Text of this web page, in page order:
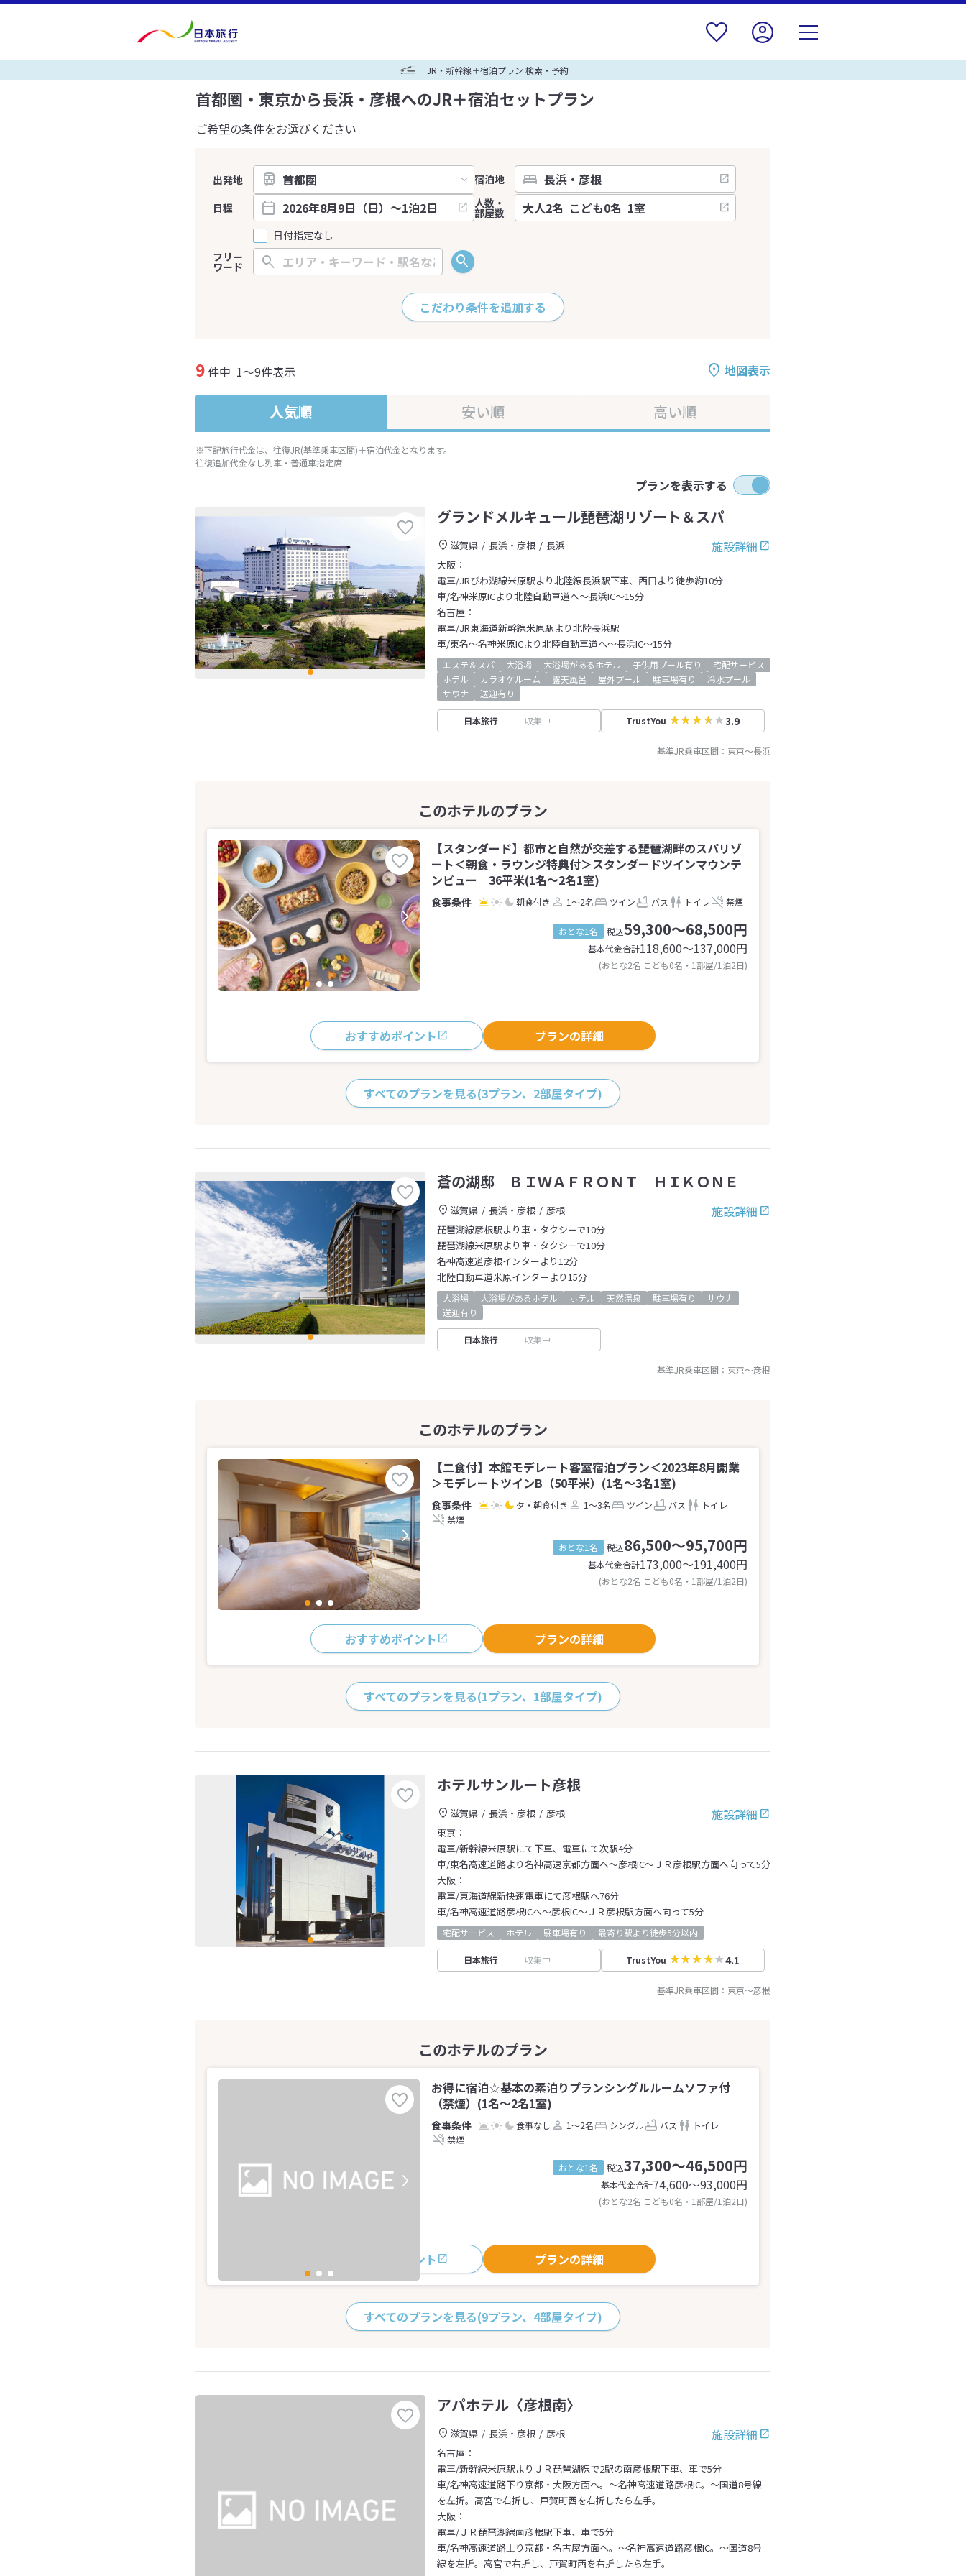
JR・新幹線＋宿泊プラン 検索・予約
首都圏・東京から長浜・彦根へのJR＋宿泊セットプラン
ご希望の条件をお選びください
出発地
宿泊地
日程
日付指定なし
人数・
部屋数
フリー
ワード
こだわり条件を追加する
地図表示
9件中 1～9件表示
人気順 安い順 高い順
※下記旅行代金は、往復JR(基準乗車区間)＋宿泊代金となります。
往復追加代金なし列車・普通車指定席
プランを表示する
グランドメルキュール琵琶湖リゾート＆スパ
施設詳細
滋賀県 長浜・彦根
長浜
大阪：
電車/JRびわ湖線米原駅より北陸線長浜駅下車、西口より徒歩約10分
車/名神米原ICより北陸自動車道へ～長浜IC～15分
名古屋：
電車/JR東海道新幹線米原駅より北陸長浜駅
車/東名～名神米原ICより北陸自動車道へ～長浜IC～15分
エステ＆スパ 大浴場 大浴場があるホテル 子供用プール有り
宅配サービス
ホテル
カラオケルーム 露天風呂 屋外プール 駐車場有り
冷水プール
サウナ
送迎有り
日本旅行 収集中 TrustYou 3.9
基準JR乗車区間： 東京～長浜
【スタンダード】都市と自然が交差する琵琶湖畔のスパリゾ
ート＜朝食・ラウンジ特典付＞スタンダードツインマウンテ
ンビュー 36平米(1名～2名1室)
朝食付き 1～2名 ツイン バス トイレ 禁煙
おとな1名 税込59,300～68,500円
基本代金合計118,600〜137,000円
(おとな2名 こども0名・1部屋/1泊2日)
おすすめポイント プランの詳細
すべてのプランを見る(3プラン、2部屋タイプ)
蒼の湖邸 ＢＩＷＡＦＲＯＮＴ ＨＩＫＯＮＥ
施設詳細
滋賀県 長浜・彦根
彦根
琵琶湖線彦根駅より車・タクシーで10分
琵琶湖線米原駅より車・タクシーで10分
名神高速道彦根インターより12分
北陸自動車道米原インターより15分
大浴場 大浴場があるホテル ホテル 天然温泉 駐車場有り
サウナ
送迎有り
日本旅行 収集中
基準JR乗車区間： 東京～彦根
【二食付】本館モデレート客室宿泊プラン＜2023年8月開業
＞モデレートツインB（50平米）(1名～3名1室)
夕・朝食付き 1～3名 ツイン バス
トイレ
禁煙
おとな1名 税込86,500～95,700円
基本代金合計173,000〜191,400円
(おとな2名 こども0名・1部屋/1泊2日)
おすすめポイント プランの詳細
すべてのプランを見る(1プラン、1部屋タイプ)
ホテルサンルート彦根
施設詳細
滋賀県 長浜・彦根
彦根
東京：
電車/新幹線米原駅にて下車、電車にて次駅4分
車/東名高速道路より名神高速京都方面へ～彦根IC～ＪＲ彦根駅方面へ向って5分
大阪：
電車/東海道線新快速電車にて彦根駅へ76分
車/名神高速道路彦根ICへ～彦根IC～ＪＲ彦根駅方面へ向って5分
宅配サービス ホテル 駐車場有り 最寄り駅より徒歩5分以内
日本旅行 収集中 TrustYou 4.1
基準JR乗車区間： 東京～彦根
お得に宿泊☆基本の素泊りプランシングルルームソファ付
（禁煙）(1名～2名1室)
食事なし 1～2名 シングル バス
トイレ
禁煙
おとな1名 税込37,300～46,500円
基本代金合計74,600〜93,000円
(おとな2名 こども0名・1部屋/1泊2日)
おすすめポイント プランの詳細
すべてのプランを見る(9プラン、4部屋タイプ)
アパホテル〈彦根南〉
施設詳細
滋賀県 長浜・彦根
彦根
名古屋：
電車/新幹線米原駅よりＪＲ琵琶湖線で2駅の南彦根駅下車、車で5分
車/名神高速道路下り京都・大阪方面へ。～名神高速道路彦根IC。～国道8号線
を左折。高宮で右折し、戸賀町西を右折したら左手。
大阪：
電車/ＪＲ琵琶湖線南彦根駅下車、車で5分
車/名神高速道路上り京都・名古屋方面へ。～名神高速道路彦根IC。～国道8号
線を左折。高宮で右折し、戸賀町西を右折したら左手。